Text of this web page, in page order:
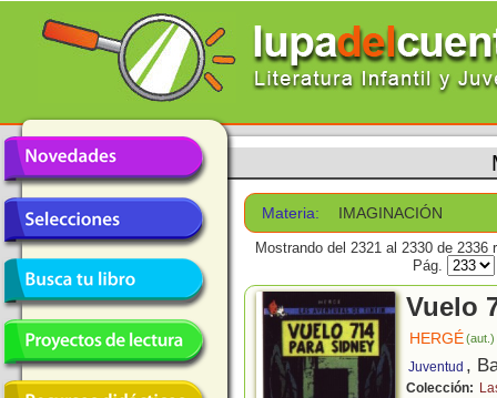
Materia: IMAGINACIÓN
Mostrando del 2321 al 2330 de 2336
Pág.
Vuelo
HERGÉ(aut.)
Juventud ,
Colección: